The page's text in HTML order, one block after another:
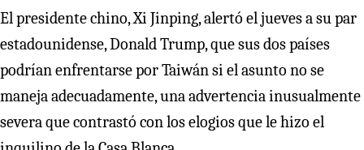
El presidente chino, Xi Jinping, alertó el jueves a su par
estadounidense, Donald Trump, que sus dos países
podrían enfrentarse por Taiwán si el asunto no se
maneja adecuadamente, una advertencia inusualmente
severa que contrastó con los elogios que le hizo el